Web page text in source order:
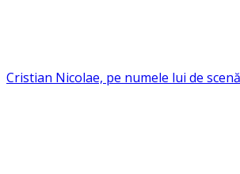
Cristian Nicolae, pe numele lui de